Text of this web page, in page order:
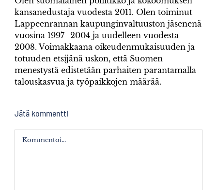
kansanedustaja vuodesta 2011. Olen toiminut
Lappeenrannan kaupunginvaltuuston jäsenenä
vuosina 1997–2004 ja uudelleen vuodesta
2008. Voimakkaana oikeudenmukaisuuden ja
totuuden etsijänä uskon, että Suomen
menestystä edistetään parhaiten parantamalla
talouskasvua ja työpaikkojen määrää.
Jätä kommentti
Kommentti